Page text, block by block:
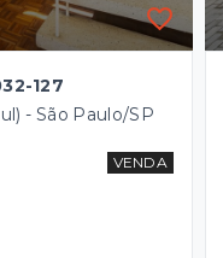
127
- São Paulo/SP
VENDA